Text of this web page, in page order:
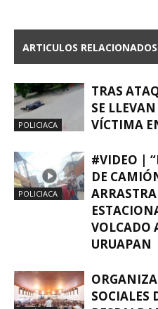
ARTICULOS RELACIONADOS
POLICIACA
TRAS
SE
VÍCTIMA
POLICIACA
#VIDEO |
DE
VOLCADO
URUAPAN
SOCIALES